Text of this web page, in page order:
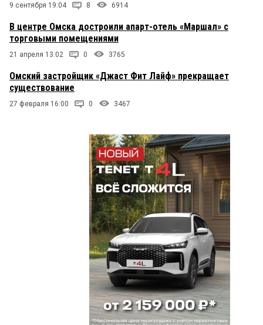
9 сентября 19:04 8 6914
В центре Омска достроили апарт-отель «Маршал» с
торговыми помещениями
21 апреля 13:02 0 3765
Омский застройщик «Джаст Фит Лайф» прекращает
существование
27 февраля 16:00 0 3467